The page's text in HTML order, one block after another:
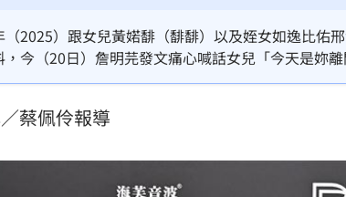
親節！合體大尾油土伯網看傻 18:33
超神！這賽事拿下1金2銀2銅
（2025）跟女兒黃婼馡（馡馡）以及姪女如逸比佑
今（20日）詹明芫發文痛心喊話女兒「今天是妳
蔡佩伶報導
蔡佩伶報導